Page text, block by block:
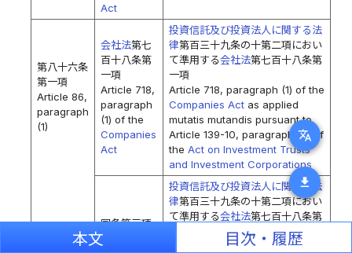
translate
download
Act
第八十六条
第一項
Article 86,
paragraph
(1)
会社法第七
百十八条第
一項
Article 718,
paragraph
(1) of the
Companies
Act
投資信託及び投資法人に関する法
律第百三十九条の十第二項におい
て準用する会社法第七百十八条第
一項
Article 718, paragraph (1) of the
Companies Act as applied
mutatis mutandis pursuant to
Article 139-10, paragraph (2) of
theAct on Investment Trusts
and Investment Corporations
同条第三項
paragraph
投資信託及び投資法人に関する法
律第百三十九条の十第二項におい
て準用する会社法第七百十八条第
Article 718, paragraph (3) of
本文 目次・履歴